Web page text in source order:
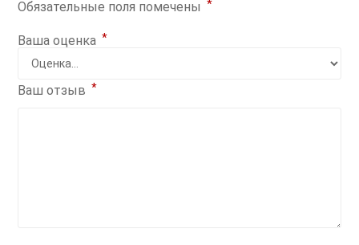
Обязательные поля помечены *
Ваша оценка *
Ваш отзыв *